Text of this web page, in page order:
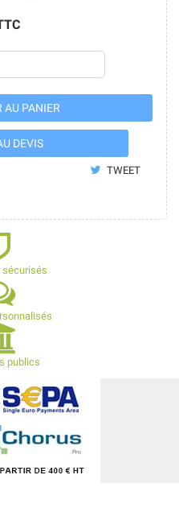
AU PANIER
DEVIS
TWEET
sécurisés
publics